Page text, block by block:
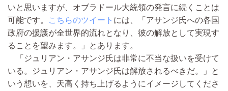
いと思いますが、オブラドール大統領の発言に続くことは
可能です。
こちらのツイート には、「アサンジ氏への各国
政府の援護が全世界的流れとなり、彼の解放として実現す
ることを望みます。」とあります。
「ジュリアン・アサンジ氏は非常に不当な扱いを受けて
いる。ジュリアン・アサンジ氏は解放されるべきだ。」と
いう想いを、天高く持ち上げるようにイメージしてくださ